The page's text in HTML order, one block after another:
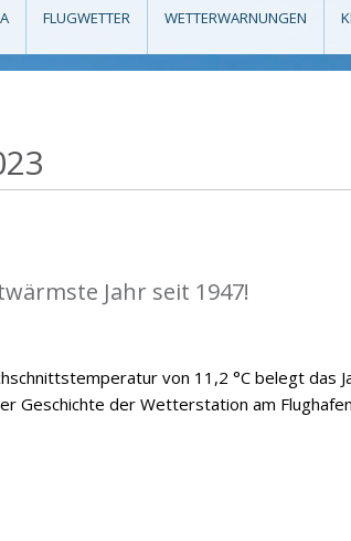
FLUGWETTER WETTERWARNUNGEN
Jahr seit 1947!
von 11,2 °C belegt das
Geschichte der Wetterstation am